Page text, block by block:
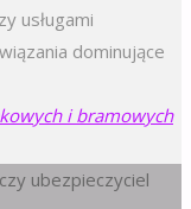
usługami
dominujące
i bramowych